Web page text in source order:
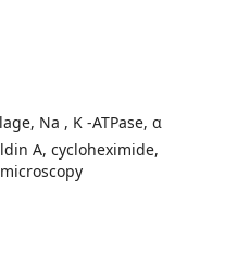
Na , K -ATPase, α
A, cycloheximide,